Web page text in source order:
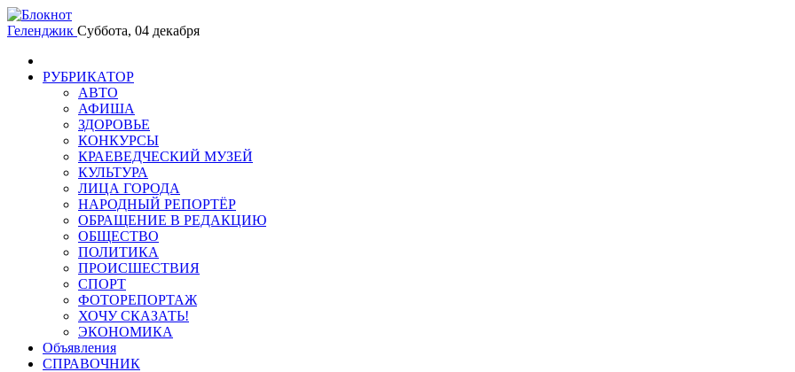
Геленджик Суббота, 04 декабря
РУБРИКАТОР
АВТО
АФИША
ЗДОРОВЬЕ
КОНКУРСЫ
КРАЕВЕДЧЕСКИЙ МУЗЕЙ
КУЛЬТУРА
ЛИЦА ГОРОДА
НАРОДНЫЙ РЕПОРТЁР
ОБРАЩЕНИЕ В РЕДАКЦИЮ
ОБЩЕСТВО
ПОЛИТИКА
ПРОИСШЕСТВИЯ
СПОРТ
ФОТОРЕПОРТАЖ
ХОЧУ СКАЗАТЬ!
ЭКОНОМИКА
Объявления
СПРАВОЧНИК